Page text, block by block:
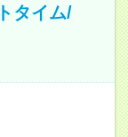
タイム/